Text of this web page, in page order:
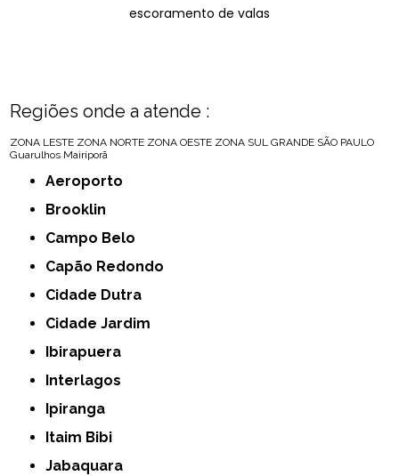
escoramento de valas
Regiões onde a atende :
ZONA LESTE ZONA NORTE ZONA OESTE ZONA SUL GRANDE SÃO PAULO
Guarulhos Mairiporã
Aeroporto
Brooklin
Campo Belo
Capão Redondo
Cidade Dutra
Cidade Jardim
Ibirapuera
Interlagos
Ipiranga
Itaim Bibi
Jabaquara